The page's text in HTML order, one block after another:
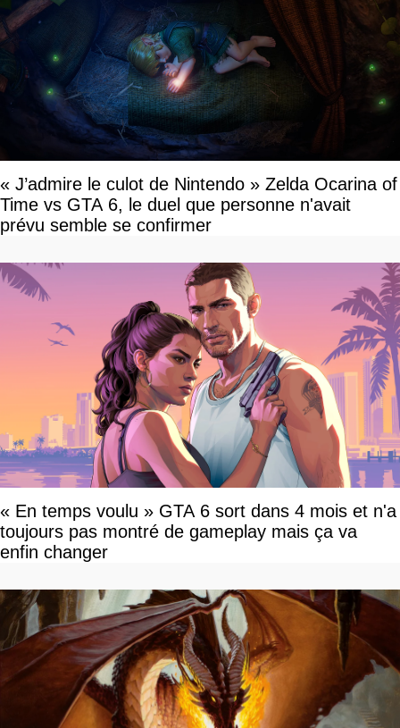
« J’admire le culot de Nintendo » Zelda Ocarina of
Time vs GTA 6, le duel que personne n'avait
prévu semble se confirmer
« En temps voulu » GTA 6 sort dans 4 mois et n'a
toujours pas montré de gameplay mais ça va
enfin changer